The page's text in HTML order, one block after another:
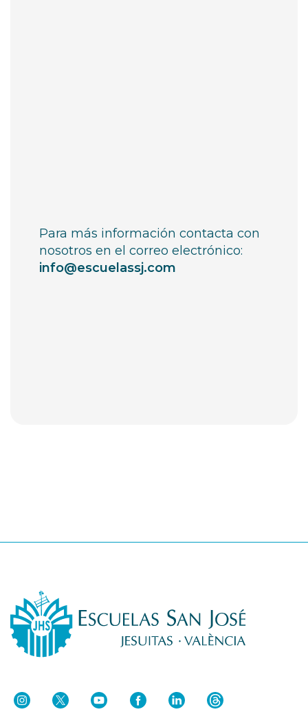
Para más información contacta con
nosotros en el correo electrónico:
info@escuelassj.com